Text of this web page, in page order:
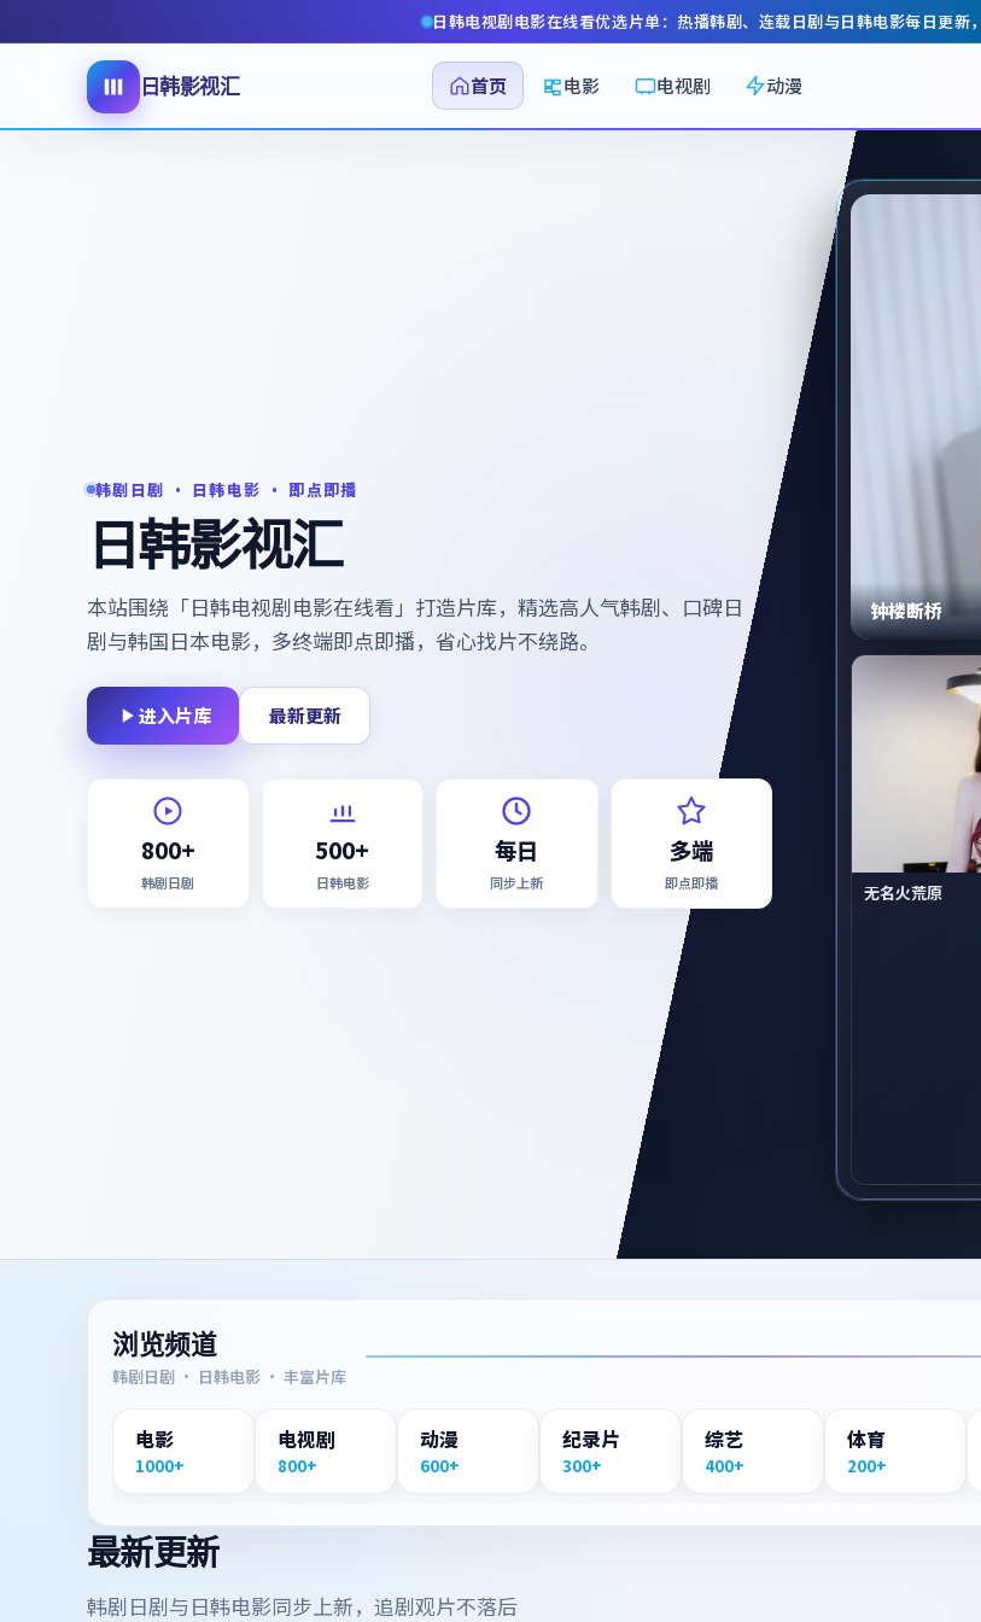
日韩电视剧电影在线看优选片单：热播韩剧、连载日剧与日韩电影每日更新，
日韩影视汇 首页 电影 电视剧 动漫
韩剧日剧 · 日韩电影 · 即点即播
日韩影视汇
本站围绕「日韩电视剧电影在线看 」打造片库，精选高人气韩剧、口碑日
剧与韩国日本电影，多终端即点即播，省心找片不绕路。
进入片库 最新更新
800+
韩剧日剧
500+
日韩电影
每日
同步上新
多端
即点即播
钟楼断桥
无名火荒原
浏览频道
韩剧日剧 · 日韩电影 · 丰富片库
电影
1000+
电视剧
800+
动漫
600+
纪录片
300+
综艺
400+
体育
200+
最新更新
韩剧日剧与日韩电影同步上新，追剧观片不落后